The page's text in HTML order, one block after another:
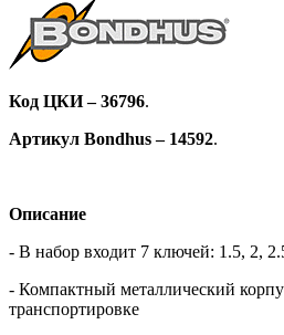
Код ЦКИ – 36796.
Артикул Bondhus – 14592.
Описание
- В набор входит 7 ключей: 1.5, 2,
- Компактный металлический
транспортировке